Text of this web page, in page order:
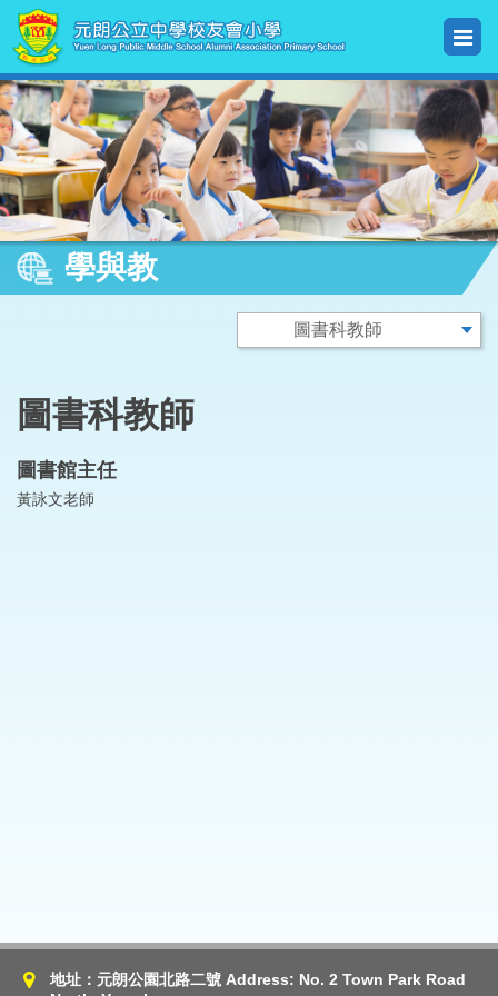
學與教
圖書科教師
圖書館主任
黃詠文老師
地址：元朗公園北路二號 Address: No. 2 Town Park Road